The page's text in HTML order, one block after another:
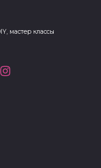
мастер классы